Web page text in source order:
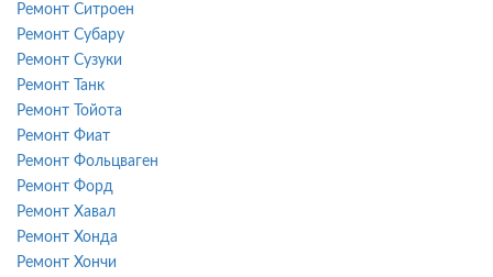
Ремонт Ситроен
Ремонт Субару
Ремонт Сузуки
Ремонт Танк
Ремонт Тойота
Ремонт Фиат
Ремонт Фольцваген
Ремонт Форд
Ремонт Хавал
Ремонт Хонда
Ремонт Хончи